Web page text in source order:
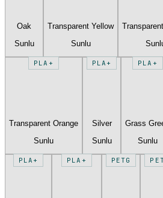
Oak
Sunlu
Transparent Yellow
Sunlu
PLA+
Transparent Orange
Sunlu
PLA+
Silver
Sunlu
PLA+
Grass
Sunlu
PLA+ PLA+ PETG